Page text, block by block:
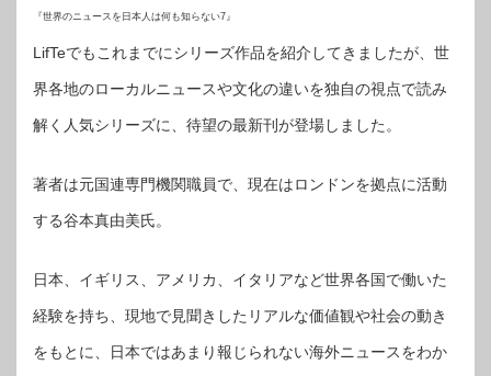
『世界のニュースを日本人は何も知らない7』
LifTeでもこれまでにシリーズ作品を紹介してきましたが、世
界各地のローカルニュースや文化の違いを独自の視点で読み
解く人気シリーズに、待望の最新刊が登場しました。
著者は元国連専門機関職員で、現在はロンドンを拠点に活動
する谷本真由美氏。
日本、イギリス、アメリカ、イタリアなど世界各国で働いた
経験を持ち、現地で見聞きしたリアルな価値観や社会の動き
をもとに、日本ではあまり報じられない海外ニュースをわか